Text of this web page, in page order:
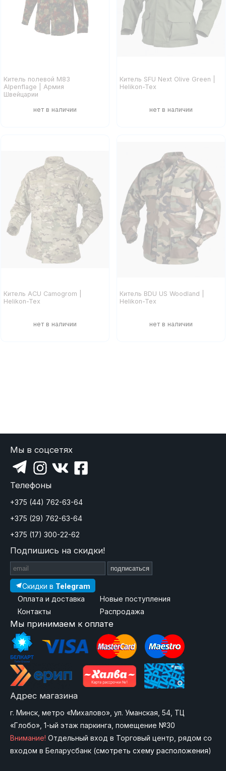
Китель полевой M83
Alpenflage | Армия
Швейцарии
Китель SFU Next Olive Green |
Helikon-Tex
Китель ACU Camogrom |
Helikon-Tex
Китель BDU US Woodland |
Helikon-Tex
Мы в соцсетях
Телефоны
+375 (44) 762-63-64
+375 (29) 762-63-64
+375 (17) 300-22-62
Подпишись на скидки!
подписаться
Скидки в Telegram
Оплата и доставка
Контакты
Новые поступления
Распродажа
Мы принимаем к оплате
Адрес магазина
г. Минск, метро «Михалово», ул. Уманская, 54, ТЦ
«Глобо», 1-ый этаж паркинга, помещение №30
Внимание! Отдельный вход в Торговый центр, рядом со
входом в Беларусбанк (смотреть схему расположения)